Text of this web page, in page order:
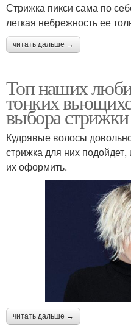
Стрижка пикси сама по
легкая небрежность ее
читать дальше →
Топ наших
тонких
выбора стрижки
Кудрявые волосы
стрижка для них
их оформить.
читать дальше →